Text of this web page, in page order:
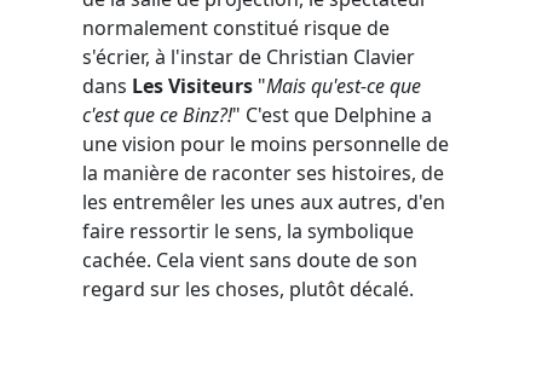
normalement constitué risque de
s'écrier, à l'instar de Christian Clavier
dans Les Visiteurs "Mais qu'est-ce que
c'est que ce Binz?!" C'est que Delphine a
une vision pour le moins personnelle de
la manière de raconter ses histoires, de
les entremêler les unes aux autres, d'en
faire ressortir le sens, la symbolique
cachée. Cela vient sans doute de son
regard sur les choses, plutôt décalé.